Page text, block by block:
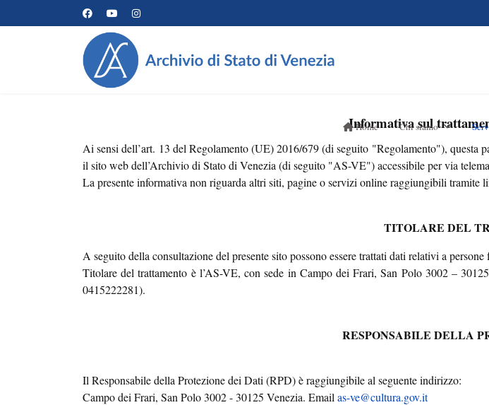
Home Chi siamo
Informativa sul
Ai sensi dell’art. 13 del Regolamento (UE) 2016/679 (di seguito "Regolamento"), questa
il sito web dell’Archivio di Stato di Venezia (di seguito "AS-VE") accessibile per via
La presente informativa non riguarda altri siti, pagine o servizi online raggiungibili tramite
TITOLARE DEL
A seguito della consultazione del presente sito possono essere trattati dati relativi a
Titolare del trattamento è l’AS-VE, con sede in Campo dei Frari, San Polo 3002 –
0415222281).
RESPONSABILE DELLA
Il Responsabile della Protezione dei Dati (RPD) è raggiungibile al seguente indirizzo:
Campo dei Frari, San Polo 3002 - 30125 Venezia. Email as-ve@cultura.gov.it